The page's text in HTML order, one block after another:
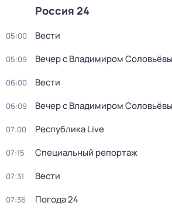
Россия 24
05:00 Вести
05:09 Вечер с Владимиром
06:00 Вести
06:09 Вечер с Владимиром
07:00 Республика Live
07:15 Специальный репортаж
07:31 Вести
07:36 Погода 24